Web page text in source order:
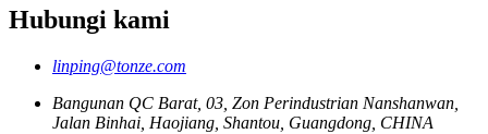
Hubungi kami
linping@tonze.com
Bangunan QC Barat, 03, Zon Perindustrian Nanshanwan,
Jalan Binhai, Haojiang, Shantou, Guangdong, CHINA